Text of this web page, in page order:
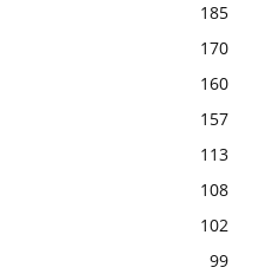
185
170
160
157
113
108
102
99